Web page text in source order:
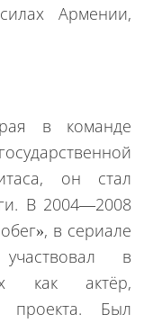
Армении,
в команде
он стал
В 2004—2008
в сериале
в
как актёр,
проекта. Был